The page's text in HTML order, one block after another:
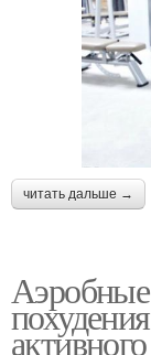
читать дальше →